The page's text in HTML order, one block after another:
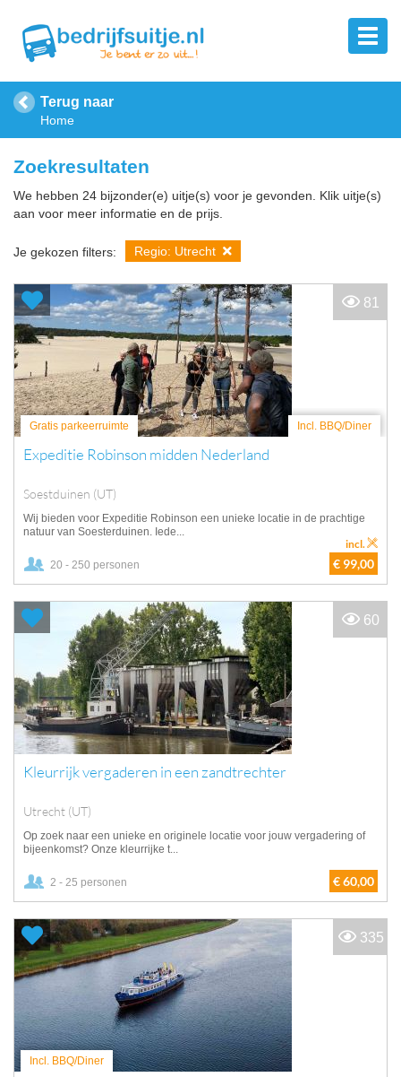
Terug naar
Home
Zoekresultaten
We hebben 24 bijzonder(e) uitje(s) voor je gevonden. Klik uitje(s)
aan voor meer informatie en de prijs.
Je gekozen filters: Regio: Utrecht
Gratis parkeerruimte Incl. BBQ/Diner
Expeditie Robinson midden Nederland
Soestduinen (UT)
Wij bieden voor Expeditie Robinson een unieke locatie in de prachtige
natuur van Soesterduinen. Iede...
20 - 250 personen € 99,00
incl.
81
Kleurrijk vergaderen in een zandtrechter
Utrecht (UT)
Op zoek naar een unieke en originele locatie voor jouw vergadering of
bijeenkomst? Onze kleurrijke t...
2 - 25 personen € 60,00
60
Incl. BBQ/Diner
335